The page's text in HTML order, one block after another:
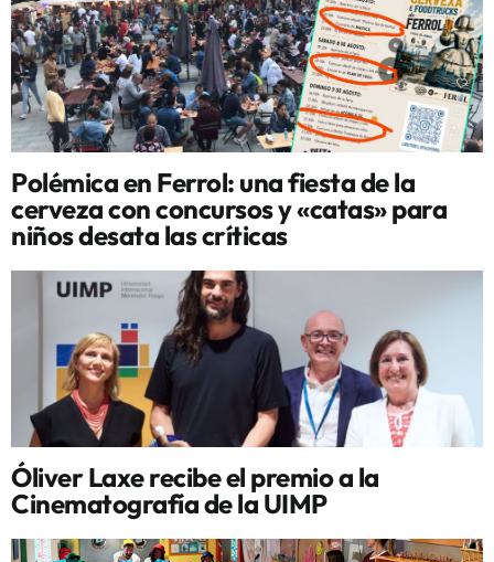
Polémica en Ferrol: una fiesta de la
cerveza con concursos y «catas» para
niños desata las críticas
Óliver Laxe recibe el premio a la
Cinematografía de la UIMP